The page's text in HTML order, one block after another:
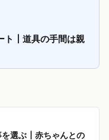
ト┃道具の手間は親
を選ぶ┃赤ちゃんとの